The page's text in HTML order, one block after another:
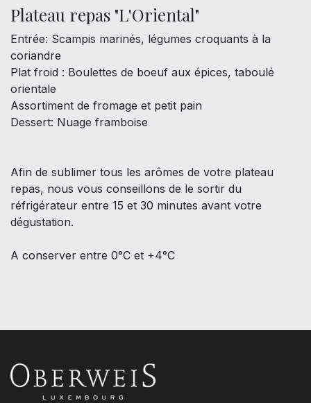
Plateau repas "L'Oriental"
Entrée: Scampis marinés, légumes croquants à la
coriandre
Plat froid : Boulettes de boeuf aux épices, taboulé
orientale
Assortiment de fromage et petit pain
Dessert: Nuage framboise
Afin de sublimer tous les arômes de votre plateau
repas, nous vous conseillons de le sortir du
réfrigérateur entre 15 et 30 minutes avant votre
dégustation.
A conserver entre 0°C et +4°C